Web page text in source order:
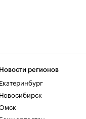
Новости регионов
Екатеринбург
Новосибирск